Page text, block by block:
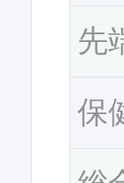
先
保